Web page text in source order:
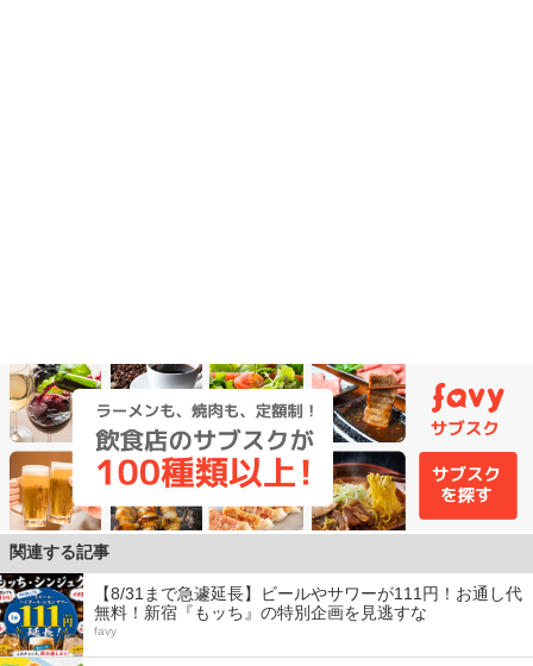
関連する記事
【8/31まで急遽延長】ビールやサワーが111円！お通し代
無料！新宿『もッち』の特別企画を見逃すな
favy